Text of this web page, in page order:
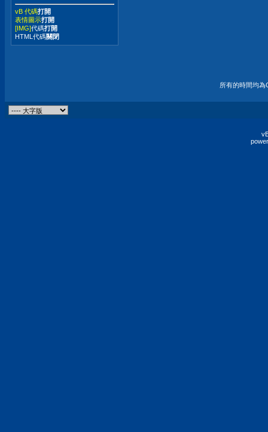
vB 代碼打開
表情圖示打開
[IMG]代碼打開
HTML代碼關閉
所有的時間均為